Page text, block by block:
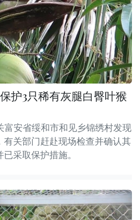
护3只稀有灰腿白臀叶猴
富安省绥和市和见乡锦绣村发现
有关部门赶赴现场检查并确认其
采取保护措施。